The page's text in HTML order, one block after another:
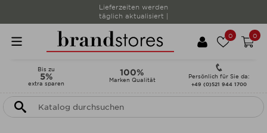
Lieferzeiten werden
täglich aktualisiert |
0 0
Bis zu
5%
extra sparen
100%
Marken Qualität
Persönlich für Sie da:
+49 (0)521 944 1700